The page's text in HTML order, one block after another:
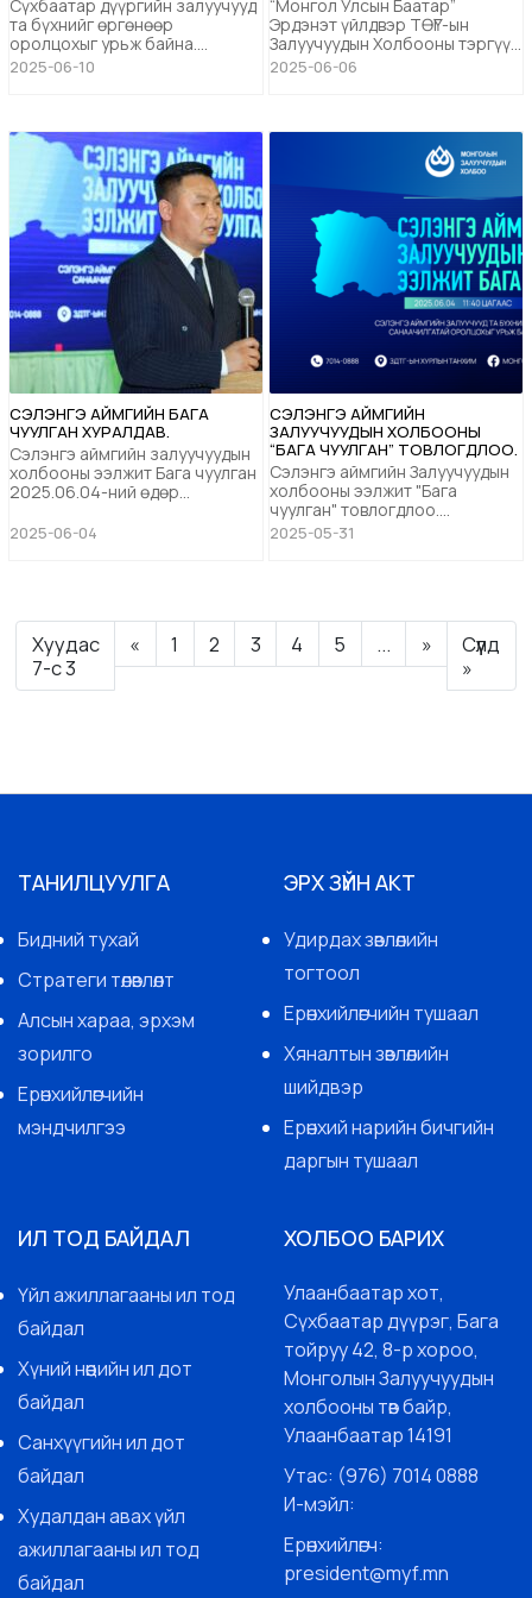
Сүхбаатар дүүргийн залуучууд
та бүхнийг өргөнөөр
оролцохыг урьж байна.
Бүртгүүлэх :
2025-06-10
“Монгол Улсын Баатар”
Эрдэнэт үйлдвэр ТӨҮГ-ын
Залуучуудын Холбооны тэргүүн
Г.Чимэдлхам болон инженер
Б.Бэлгүтэй Монголын
Залуучуудын Холбооны
бодлого үйл ажиллагаа,
МЗХ-2030 стратеги
төлөвлөгөө, холбооны байрны
засвар тохижилтын ажлууд, ...
2025-06-06
СЭЛЭНГЭ АЙМГИЙН БАГА
ЧУУЛГАН ХУРАЛДАВ.
Сэлэнгэ аймгийн залуучуудын
холбооны ээлжит Бага чуулган
2025.06.04-ний өдөр
долгио чуулгад амжилттай
бөгөөд чуулганд МЗХ-ны
ерөнхийлөгч Б.Бэлгүтэй,
Удирдах зөвлөлийн НБД Б....
2025-06-04
СЭЛЭНГЭ АЙМГИЙН
ЗАЛУУЧУУДЫН ХОЛБООНЫ
“БАГА ЧУУЛГАН” ТОВЛОГДЛОО.
Сэлэнгэ аймгийн Залуучуудын
холбооны ээлжит "Бага
чуулган" товлогдлоо.
2025.06.04-ний Лхагва
байна. БҮРТГҮҮЛЭХ: дарна уу. ...
2025-05-31
Хуудас
7-c 3
« 1 2 3 4 5 ... »
Сүүлд
»
ТАНИЛЦУУЛГА
Бидний тухай
Стратеги төлөвлөлт
Алсын хараа, эрхэм
зорилго
Ерөнхийлөгчийн
мэндчилгээ
ЭРХ ЗҮЙН АКТ
Удирдах зөвлөлийн
тогтоол
Ерөнхийлөгчийн тушаал
Хяналтын зөвлөлийн
шийдвэр
Ерөнхий нарийн бичгийн
даргын тушаал
ИЛ ТОД БАЙДАЛ
Үйл ажиллагааны ил тод
байдал
Хүний нөөцийн ил дот
байдал
Санхүүгийн ил дот
байдал
Худалдан авах үйл
ажиллагааны ил тод
байдал
ХОЛБОО БАРИХ
Улаанбаатар хот,
Сүхбаатар дүүрэг, Бага
тойруу 42, 8-р хороо,
Монголын Залуучуудын
холбооны төв байр,
Улаанбаатар 14191
Утас: (976) 7014 0888
И-мэйл:
Ерөнхийлөгч:
president@myf.mn